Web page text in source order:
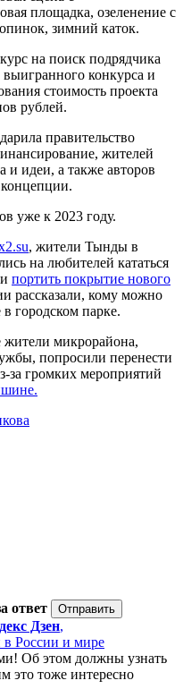
площадка, озеленение с
зимний каток.
на поиск подрядчика
выигранного конкурса и
стоимость проекта
рублей.
правительство
жителей
и идеи, а также авторов
уже к 2023 году.
, жители Тынды в
на любителей кататься
портить покрытие нового
рассказали, кому можно
городском парке.
микрорайона,
попросили перенести
за громких мероприятий
ответ
Дзен,
в России и мире
Об этом должны узнать
это тоже интересно